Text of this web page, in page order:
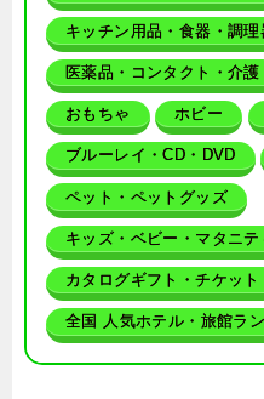
キッチン用品・食器・調理
医薬品・コンタクト・介護
おもちゃ ホビー
ブルーレイ・CD・DVD
ペット・ペットグッズ
キッズ・ベビー・マタニテ
カタログギフト・チケット
全国 人気ホテル・旅館ラ